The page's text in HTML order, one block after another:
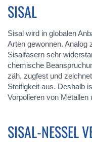
SISAL
Sisal wird in globalen
Arten gewonnen. Analog
Sisalfasern sehr
chemische
zäh, zugfest und
Steifigkeit aus. Deshalb
Vorpolieren von Metallen
SISAL-NESSEL